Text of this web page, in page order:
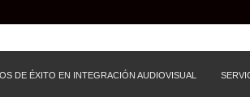
DE ÉXITO EN INTEGRACIÓN AUDIOVISUAL